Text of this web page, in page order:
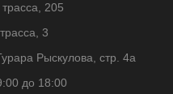
205
3
Рыскулова, стр. 4а
до 18:00